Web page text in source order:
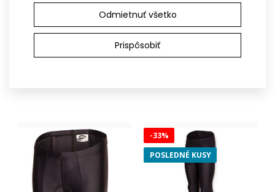
Odmietnuť všetko
Prispôsobiť
122-128 134-140 146
152
158
164
Detské cyklistické nohavice
122 128
Dětské cyklistické kalhoty
SATO MINI, růžové
-33%
POSLEDNÉ KUSY